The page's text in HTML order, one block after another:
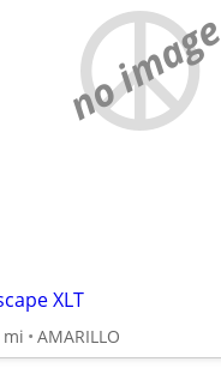
no image
XLT
mi AMARILLO